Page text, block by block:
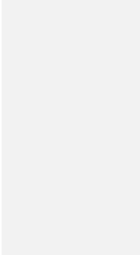
de tournage